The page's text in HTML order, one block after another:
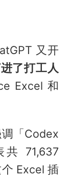
又开
了打工人
Excel 和
「Codex
71,637
Excel 插